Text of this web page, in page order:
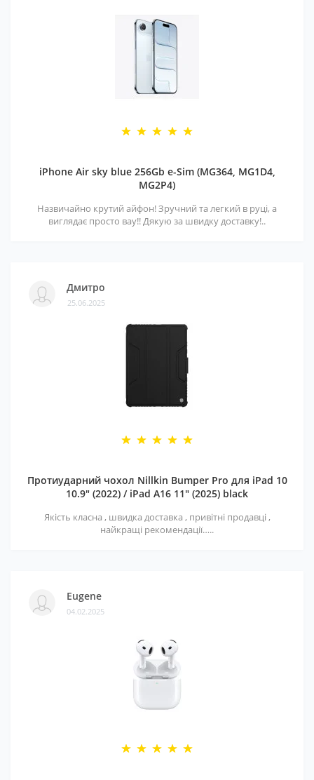
iPhone Air sky blue 256Gb e-Sim (MG364, MG1D4,
MG2P4)
Назвичайно крутий айфон! Зручний та легкий в руці, а
виглядає просто вау!! Дякую за швидку доставку!..
Дмитро
25.06.2025
Протиударний чохол Nillkin Bumper Pro для iPad 10
10.9" (2022) / iPad A16 11" (2025) black
Якість класна , швидка доставка , привітні продавці ,
найкращі рекомендації…..
Eugene
04.02.2025